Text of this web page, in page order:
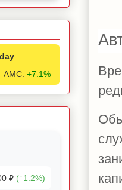
AMC: +7.1%
₽ (↑1.2%)